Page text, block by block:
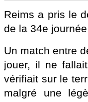
Reims a pris le
de la 34e
Un match entre
jouer, il ne
vérifiait sur le
malgré une